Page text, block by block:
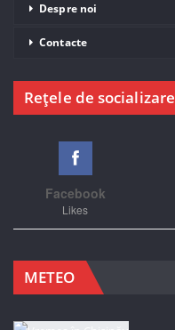
Despre noi
Contacte
Rețele de socializare
Facebook
Likes
METEO